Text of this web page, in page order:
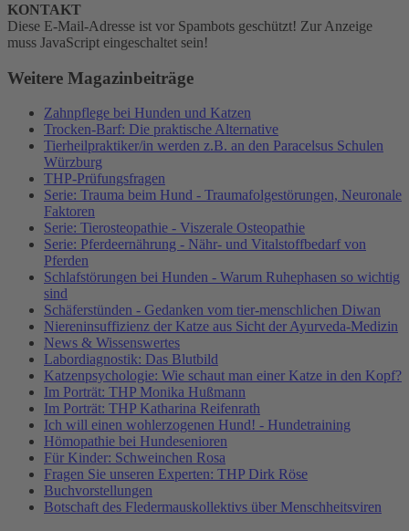
KONTAKT
Diese E-Mail-Adresse ist vor Spambots geschützt! Zur Anzeige
muss JavaScript eingeschaltet sein!
Weitere Magazinbeiträge
Zahnpflege bei Hunden und Katzen
Trocken-Barf: Die praktische Alternative
Tierheilpraktiker/in werden z.B. an den Paracelsus Schulen
Würzburg
THP-Prüfungsfragen
Serie: Trauma beim Hund - Traumafolgestörungen, Neuronale
Faktoren
Serie: Tierosteopathie - Viszerale Osteopathie
Serie: Pferdeernährung - Nähr- und Vitalstoffbedarf von
Pferden
Schlafstörungen bei Hunden - Warum Ruhephasen so wichtig
sind
Schäferstünden - Gedanken vom tier-menschlichen Diwan
Niereninsuffizienz der Katze aus Sicht der Ayurveda-Medizin
News & Wissenswertes
Labordiagnostik: Das Blutbild
Katzenpsychologie: Wie schaut man einer Katze in den Kopf?
Im Porträt: THP Monika Hußmann
Im Porträt: THP Katharina Reifenrath
Ich will einen wohlerzogenen Hund! - Hundetraining
Hömopathie bei Hundesenioren
Für Kinder: Schweinchen Rosa
Fragen Sie unseren Experten: THP Dirk Röse
Buchvorstellungen
Botschaft des Fledermauskollektivs über Menschheitsviren